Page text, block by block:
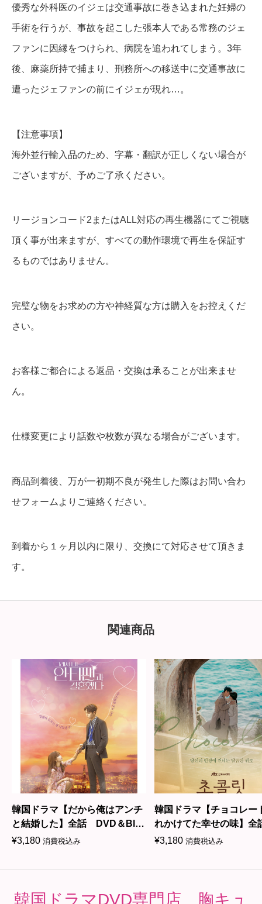
優秀な外科医のイジェは交通事故に巻き込まれた妊婦の
手術を行うが、事故を起こした張本人である常務のジェ
ファンに因縁をつけられ、病院を追われてしまう。3年
後、麻薬所持で捕まり、刑務所への移送中に交通事故に
遭ったジェファンの前にイジェが現れ…。
【注意事項】
海外並行輸入品のため、字幕・翻訳が正しくない場合が
ございますが、予めご了承ください。
リージョンコード2またはALL対応の再生機器にてご視聴
頂く事が出来ますが、すべての動作環境で再生を保証す
るものではありません。
完璧な物をお求めの方や神経質な方は購入をお控えくだ
さい。
お客様ご都合による返品・交換は承ることが出来ませ
ん。
仕様変更により話数や枚数が異なる場合がございます。
商品到着後、万が一初期不良が発生した際はお問い合わ
せフォームよりご連絡ください。
到着から１ヶ月以内に限り、交換にて対応させて頂きま
す。
関連商品
韓国ドラマ【だから俺はアンチ
と結婚した】全話 DVD＆Blu-
ray
¥3,180 消費税込み
韓国ドラマ【チョコレー
れかけてた幸せの味】
DVD＆Blu-ray
¥3,180 消費税込み
韓国ドラマDVD専門店 胸キュ